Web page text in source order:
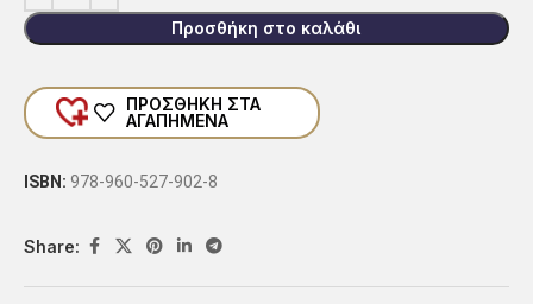
Προσθήκη στο καλάθι
ΠΡΟΣΘΗΚΗ ΣΤΑ
ΑΓΑΠΗΜΕΝΑ
ISBN: 978-960-527-902-8
Share: